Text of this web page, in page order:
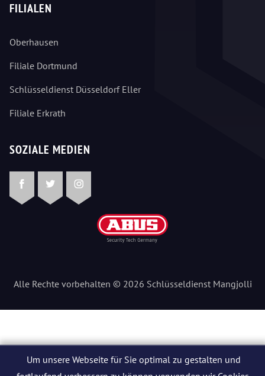
FILIALEN
Oberhausen
Filiale Dortmund
Schlüsseldienst Düsseldorf Eller
Filiale Erkrath
SOZIALE MEDIEN
FacebookTwitterInstagram
Alle Rechte vorbehalten © 2026 Schlüsseldienst Mangjolli
Um unsere Webseite für Sie optimal zu gestalten und